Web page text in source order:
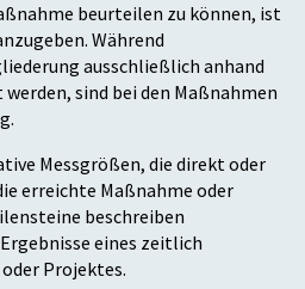
beurteilen zu können, ist
Während
ausschließlich anhand
sind bei den Maßnahmen
Messgrößen, die direkt oder
erreichte Maßnahme oder
beschreiben
eines zeitlich
Projektes.